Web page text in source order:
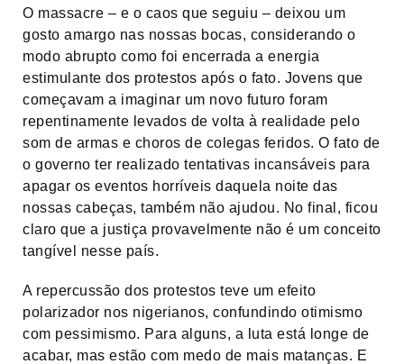
O massacre – e o caos que seguiu – deixou um
gosto amargo nas nossas bocas, considerando o
modo abrupto como foi encerrada a energia
estimulante dos protestos após o fato. Jovens que
começavam a imaginar um novo futuro foram
repentinamente levados de volta à realidade pelo
som de armas e choros de colegas feridos. O fato de
o governo ter realizado tentativas incansáveis para
apagar os eventos horríveis daquela noite das
nossas cabeças, também não ajudou. No final, ficou
claro que a justiça provavelmente não é um conceito
tangível nesse país.
A repercussão dos protestos teve um efeito
polarizador nos nigerianos, confundindo otimismo
com pessimismo. Para alguns, a luta está longe de
acabar, mas estão com medo de mais matanças. E